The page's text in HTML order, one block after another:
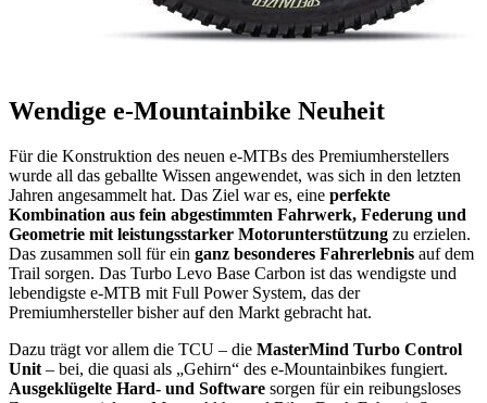
Wendige e-Mountainbike Neuheit
Für die Konstruktion des neuen e-MTBs des Premiumherstellers
wurde all das geballte Wissen angewendet, was sich in den letzten
Jahren angesammelt hat. Das Ziel war es, eine perfekte
Kombination aus fein abgestimmten Fahrwerk, Federung und
Geometrie mit leistungsstarker Motorunterstützung zu erzielen.
Das zusammen soll für ein ganz besonderes Fahrerlebnis auf dem
Trail sorgen. Das Turbo Levo Base Carbon ist das wendigste und
lebendigste e-MTB mit Full Power System, das der
Premiumhersteller bisher auf den Markt gebracht hat.
Dazu trägt vor allem die TCU – die MasterMind Turbo Control
Unit– bei, die quasi als „Gehirn“ des e-Mountainbikes fungiert.
Ausgeklügelte Hard- und Software sorgen für ein reibungsloses